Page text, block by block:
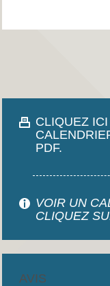
CLIQUEZ
PDF.
VOIR UN
CLIQUEZ
AVIS